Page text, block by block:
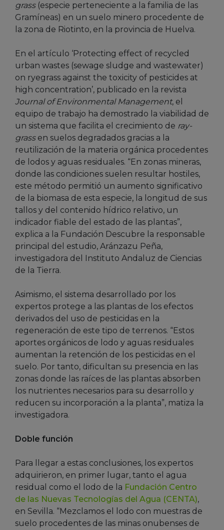
grass(especie perteneciente a la familia de las
Gramíneas) en un suelo minero procedente de
la zona de Riotinto, en la provincia de Huelva.
En el artículo ‘Protecting effect of recycled
urban wastes (sewage sludge and wastewater)
on ryegrass against the toxicity of pesticides at
high concentration’, publicado en la revista
Journal of Environmental Management, el
equipo de trabajo ha demostrado la viabilidad de
un sistema que facilita el crecimiento de ray-
grassen suelos degradados gracias a la
reutilización de la materia orgánica procedentes
de lodos y aguas residuales. “En zonas mineras,
donde las condiciones suelen resultar hostiles,
este método permitió un aumento significativo
de la biomasa de esta especie, la longitud de sus
tallos y del contenido hídrico relativo, un
indicador fiable del estado de las plantas”,
explica a la Fundación Descubre la responsable
principal del estudio, Aránzazu Peña,
investigadora del Instituto Andaluz de Ciencias
de la Tierra.
Asimismo, el sistema desarrollado por los
expertos protege a las plantas de los efectos
derivados del uso de pesticidas en la
regeneración de este tipo de terrenos. “Estos
aportes orgánicos de lodo y aguas residuales
aumentan la retención de los pesticidas en el
suelo. Por tanto, dificultan su presencia en las
zonas donde las raíces de las plantas absorben
los nutrientes necesarios para su desarrollo y
reducen su incorporación a la planta”, matiza la
investigadora.
Doble función
Para llegar a estas conclusiones, los expertos
adquirieron, en primer lugar, tanto el agua
residual como el lodo de la Fundación Centro
de las Nuevas Tecnologías del Agua (CENTA),
en Sevilla. “Mezclamos el lodo con muestras de
suelo procedentes de las minas onubenses de